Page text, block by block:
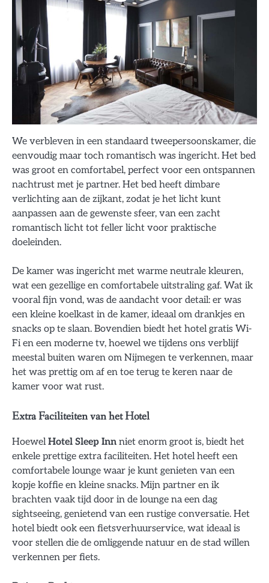
We verbleven in een standaard tweepersoonskamer, die
eenvoudig maar toch romantisch was ingericht. Het bed
was groot en comfortabel, perfect voor een ontspannen
nachtrust met je partner. Het bed heeft dimbare
verlichting aan de zijkant, zodat je het licht kunt
aanpassen aan de gewenste sfeer, van een zacht
romantisch licht tot feller licht voor praktische
doeleinden.
De kamer was ingericht met warme neutrale kleuren,
wat een gezellige en comfortabele uitstraling gaf. Wat ik
vooral fijn vond, was de aandacht voor detail: er was
een kleine koelkast in de kamer, ideaal om drankjes en
snacks op te slaan. Bovendien biedt het hotel gratis Wi-
Fi en een moderne tv, hoewel we tijdens ons verblijf
meestal buiten waren om Nijmegen te verkennen, maar
het was prettig om af en toe terug te keren naar de
kamer voor wat rust.
Extra Faciliteiten van het Hotel
HoewelHotel Sleep Inn niet enorm groot is, biedt het
enkele prettige extra faciliteiten. Het hotel heeft een
comfortabele lounge waar je kunt genieten van een
kopje koffie en kleine snacks. Mijn partner en ik
brachten vaak tijd door in de lounge na een dag
sightseeing, genietend van een rustige conversatie. Het
hotel biedt ook een fietsverhuurservice, wat ideaal is
voor stellen die de omliggende natuur en de stad willen
verkennen per fiets.